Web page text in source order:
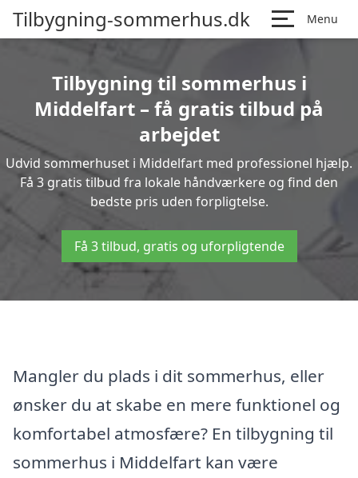
Tilbygning-sommerhus.dk Menu
Tilbygning til sommerhus i
Middelfart – få gratis tilbud på
arbejdet
Udvid sommerhuset i Middelfart med professionel hjælp.
Få 3 gratis tilbud fra lokale håndværkere og find den
bedste pris uden forpligtelse.
Få 3 tilbud, gratis og uforpligtende
Mangler du plads i dit sommerhus, eller
ønsker du at skabe en mere funktionel og
komfortabel atmosfære? En tilbygning til
sommerhus i Middelfart kan være